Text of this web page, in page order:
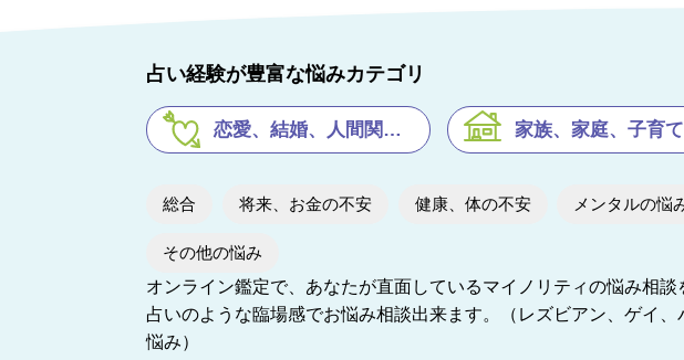
占い経験が豊富な悩みカテゴリ
恋愛、結婚、人間関係の悩み 家族、家庭、子育ての悩み
総合 将来、お金の不安 健康、体の不安 メンタルの悩
その他の悩み
オンライン鑑定で、あなたが直面しているマイノリティの悩み相
占いのような臨場感でお悩み相談出来ます。（レズビアン、ゲイ
悩み）